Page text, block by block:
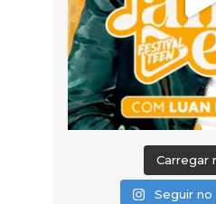
Carregar
Seguir no